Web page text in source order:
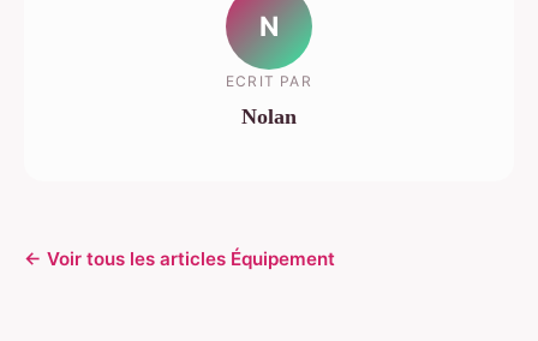
N
ECRIT PAR
Nolan
← Voir tous les articles Équipement